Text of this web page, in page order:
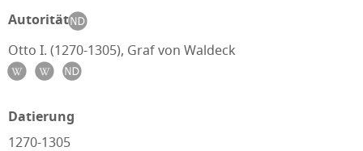
Autorität
Otto I. (1270-1305), Graf von Waldeck
Datierung
1270-1305